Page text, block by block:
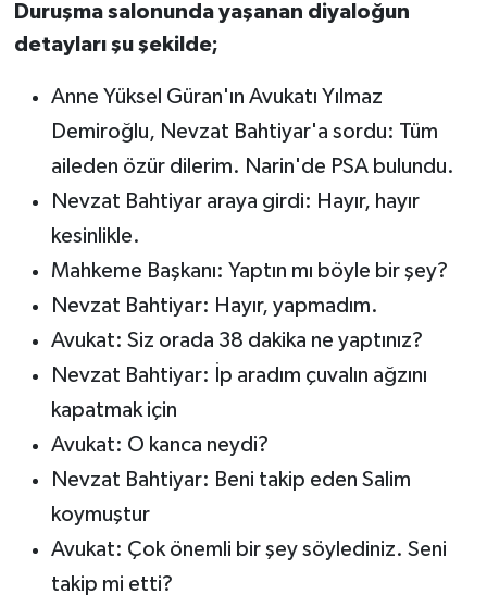
Duruşma salonunda yaşanan diyaloğun
detayları şu şekilde;
Anne Yüksel Güran'ın Avukatı Yılmaz
Demiroğlu, Nevzat Bahtiyar'a sordu: Tüm
aileden özür dilerim. Narin'de PSA bulundu.
Nevzat Bahtiyar araya girdi: Hayır, hayır
kesinlikle.
Mahkeme Başkanı: Yaptın mı böyle bir şey?
Nevzat Bahtiyar: Hayır, yapmadım.
Avukat: Siz orada 38 dakika ne yaptınız?
Nevzat Bahtiyar: İp aradım çuvalın ağzını
kapatmak için
Avukat: O kanca neydi?
Nevzat Bahtiyar: Beni takip eden Salim
koymuştur
Avukat: Çok önemli bir şey söylediniz. Seni
takip mi etti?